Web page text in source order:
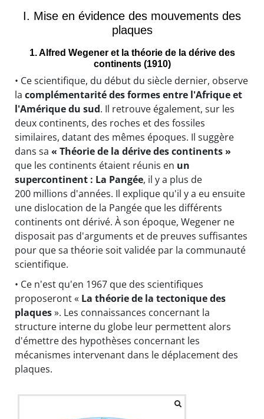
I. Mise en évidence des mouvements des
plaques
1. Alfred Wegener et la théorie de la dérive des
continents (1910)
• Ce scientifique, du début du siècle dernier, observe
la complémentarité des formes entre l'Afrique et
l'Amérique du sud. Il retrouve également, sur les
deux continents, des roches et des fossiles
similaires, datant des mêmes époques. Il suggère
dans sa « Théorie de la dérive des continents »
que les continents étaient réunis en un
supercontinent : La Pangée, il y a plus de
200 millions d'années. Il explique qu'il y a eu ensuite
une dislocation de la Pangée que les différents
continents ont dérivé. À son époque, Wegener ne
disposait pas d'arguments et de preuves suffisantes
pour que sa théorie soit validée par la communauté
scientifique.
• Ce n'est qu'en 1967 que des scientifiques
proposeront « La théorie de la tectonique des
plaques». Les connaissances concernant la
structure interne du globe leur permettent alors
d'émettre des hypothèses concernant les
mécanismes intervenant dans le déplacement des
plaques.